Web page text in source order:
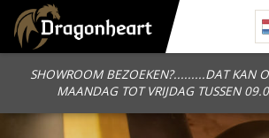
SHOWROOM BEZOEKEN?.........DAT KAN
MAANDAG TOT VRIJDAG TUSSEN